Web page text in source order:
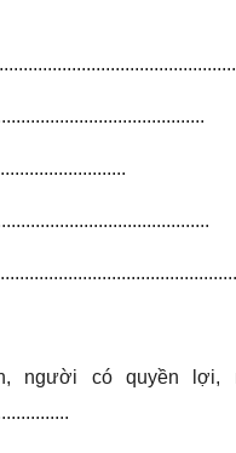
người có quyền lợi,